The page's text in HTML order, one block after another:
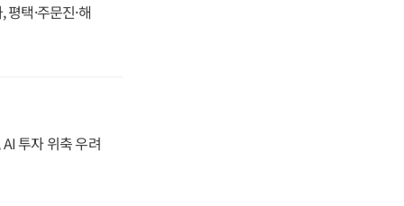
택·주문진·해
투자 위축 우려